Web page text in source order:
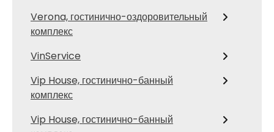
Verona, гостинично-оздоровительный
комплекс
VinService
Vip House, гостинично-банный
комплекс
Vip House, гостинично-банный